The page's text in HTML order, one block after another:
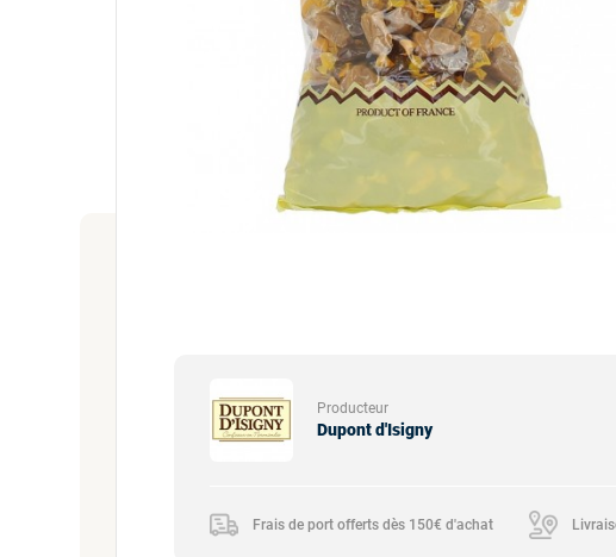
Producteur
Dupont d'Isigny
Frais de port offerts dès 150€ d'achat